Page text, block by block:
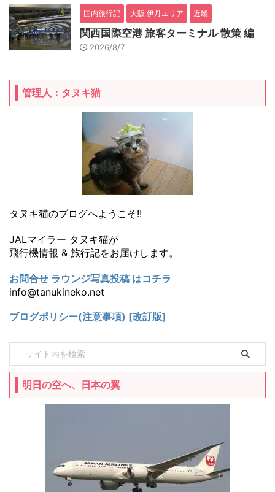
国内旅行記 大阪 伊丹エリア 近畿
関西国際空港 旅客ターミナル 散策 編
2026/8/7
管理人：タヌキ猫
タヌキ猫のブログへようこそ!!
JALマイラー タヌキ猫が
飛行機情報 & 旅行記をお届けします。
お問合せ ラウンジ写真投稿 はコチラ
info@tanukineko.net
ブログポリシー(注意事項) [改訂版]
明日の空へ、日本の翼